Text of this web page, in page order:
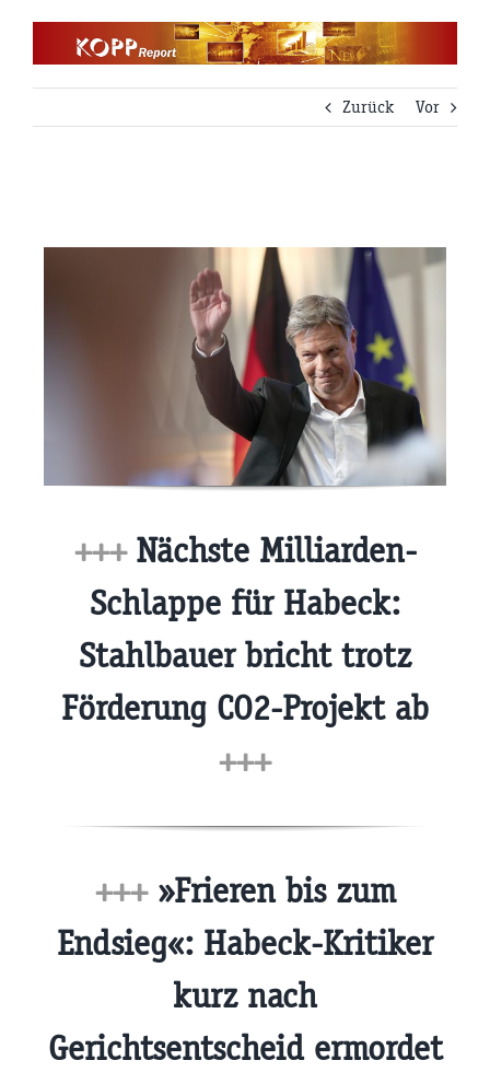
Zurück
Vor
+++Nächste Milliarden-
Schlappe für Habeck:
Stahlbauer bricht trotz
Förderung CO2-Projekt ab
+++
+++»Frieren bis zum
Endsieg«: Habeck-Kritiker
kurz nach
Gerichtsentscheid ermordet